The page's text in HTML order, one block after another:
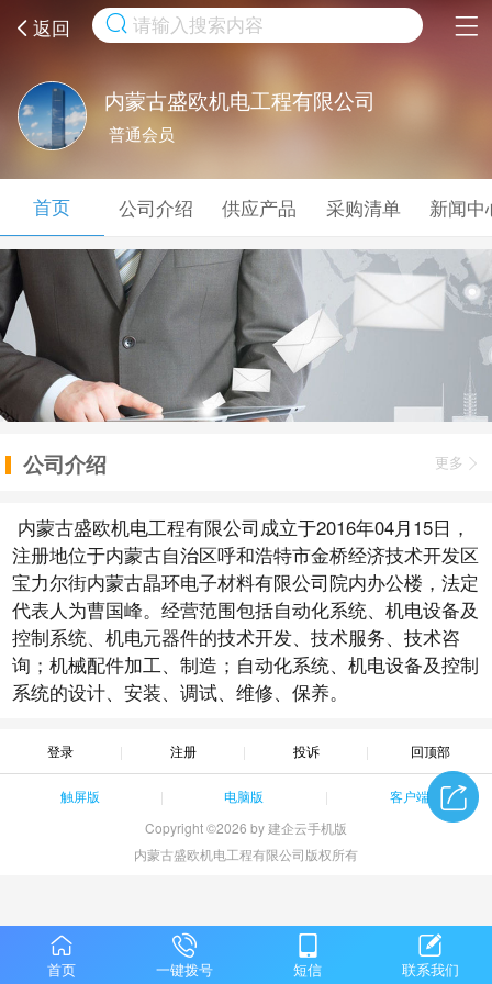
返回 取消
内蒙古盛欧机电工程有限公司
普通会员
首页 公司介绍 供应产品 采购清单 新闻中
公司介绍 更多
内蒙古盛欧机电工程有限公司成立于2016年04月15日，
注册地位于内蒙古自治区呼和浩特市金桥经济技术开发区
宝力尔街内蒙古晶环电子材料有限公司院内办公楼，法定
代表人为曹国峰。经营范围包括自动化系统、机电设备及
控制系统、机电元器件的技术开发、技术服务、技术咨
询；机械配件加工、制造；自动化系统、机电设备及控制
系统的设计、安装、调试、维修、保养。
登录 注册 投诉 回顶部
触屏版 电脑版
客户端
Copyright ©2026 by 建企云手机版
内蒙古盛欧机电工程有限公司版权所有
首页 一键拨号 短信 联系我们